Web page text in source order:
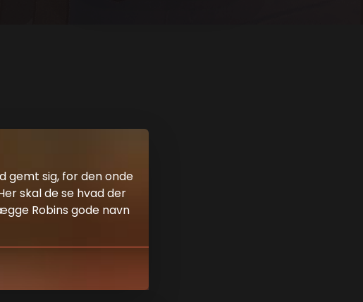
gemt sig, for den onde
skal de se hvad der
Robins gode navn